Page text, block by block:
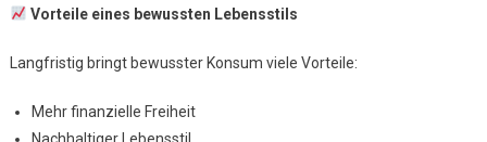
Vorteile eines bewussten Lebensstils
Langfristig bringt bewusster Konsum viele Vorteile:
Mehr finanzielle Freiheit